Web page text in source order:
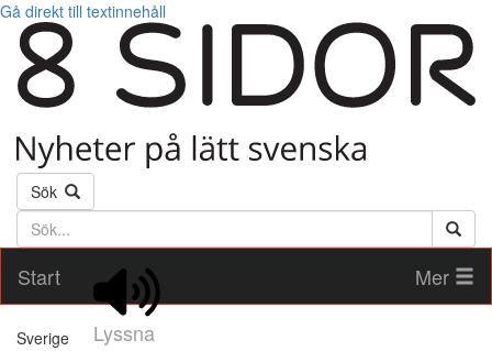
Gå direkt till textinnehåll
Sök
Söktext
Start
Lyssna
Mer
Sverige